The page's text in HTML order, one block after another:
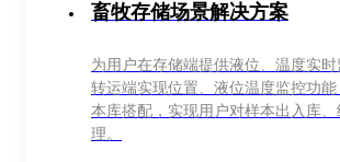
畜牧存储场景解决方案
为用户在存储端提供液位、温度实
转运端实现位置、液位温度监控功
本库搭配，实现用户对样本出入库
理。